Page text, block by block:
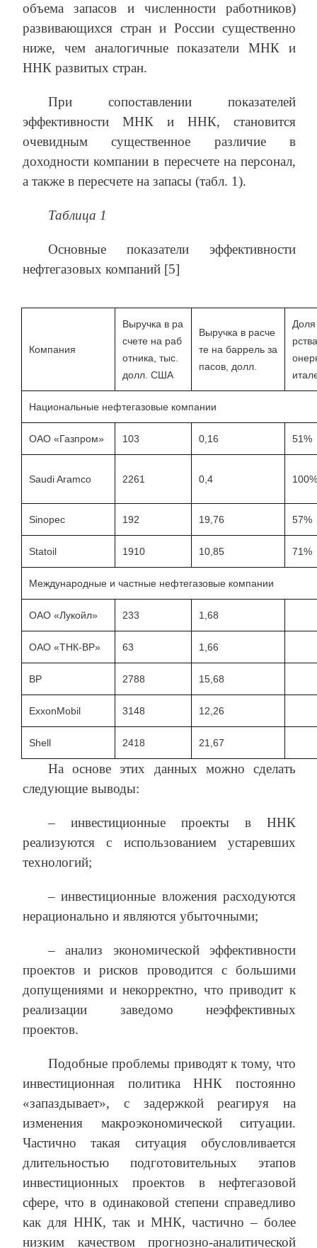
объема запасов и численности работников)
развивающихся стран и России существенно
ниже, чем аналогичные показатели МНК и
ННК развитых стран.
При сопоставлении показателей
эффективности МНК и ННК, становится
очевидным существенное различие в
доходности компании в пересчете на персонал,
а также в пересчете на запасы (табл. 1).
Таблица 1
Основные показатели эффективности
нефтегазовых компаний [5]
Компания
Выручка в ра
счете на раб
отника, тыс.
долл. США
Выручка в расче
те на баррель за
пасов, долл.
Доля
Национальные нефтегазовые компании
ОАО «Газпром» 103 0,16 51%
Saudi Aramco 2261 0,4 100%
Sinopec 192 19,76 57%
Statoil 1910 10,85 71%
Международные и частные нефтегазовые компании
ОАО «Лукойл» 233 1,68
ОАО «ТНК-BP» 63 1,66
BP 2788 15,68
ExxonMobil 3148 12,26
Shell 2418 21,67
На основе этих данных можно сделать
следующие выводы:
– инвестиционные проекты в ННК
реализуются с использованием устаревших
технологий;
– инвестиционные вложения расходуются
нерационально и являются убыточными;
– анализ экономической эффективности
проектов и рисков проводится с большими
допущениями и некорректно, что приводит к
реализации заведомо неэффективных
проектов.
Подобные проблемы приводят к тому, что
инвестиционная политика ННК постоянно
«запаздывает», с задержкой реагируя на
изменения макроэкономической ситуации.
Частично такая ситуация обусловливается
длительностью подготовительных этапов
инвестиционных проектов в нефтегазовой
сфере, что в одинаковой степени справедливо
как для ННК, так и МНК, частично – более
низким качеством прогнозно-аналитической